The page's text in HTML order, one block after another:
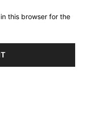
this browser for the